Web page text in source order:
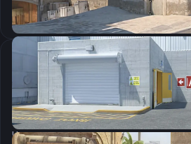
Скопировать
Настройки мыши
DPI:
Чувствительность мыши в игре:
Чувствительность мыши в зуме: